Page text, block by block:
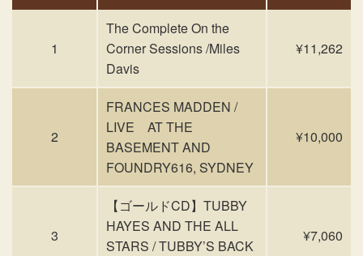
1
The Complete On the
Corner Sessions /Miles
Davis
¥11,262
2
FRANCES MADDEN /
LIVE AT THE
BASEMENT AND
FOUNDRY616, SYDNEY
¥10,000
3
【ゴールドCD】TUBBY
HAYES AND THE ALL
STARS / TUBBY’S BACK
¥7,060